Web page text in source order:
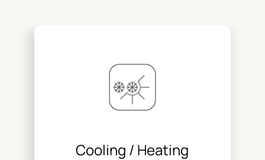
Cooling / Heating